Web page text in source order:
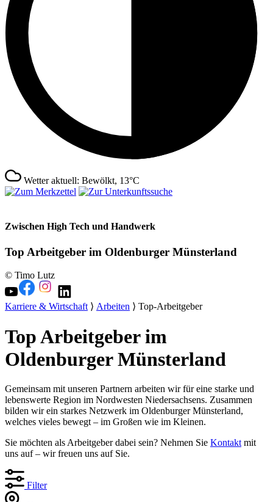
Wetter aktuell: Bewölkt, 13°C
Zwischen High Tech und Handwerk
Top Arbeitgeber im Oldenburger Münsterland
© Timo Lutz
Karriere & Wirtschaft⟩ Arbeiten ⟩ Top-Arbeitgeber
Top Arbeitgeber im
Oldenburger Münsterland
Gemeinsam mit unseren Partnern arbeiten wir für eine starke und
lebenswerte Region im Nordwesten Niedersachsens. Zusammen
bilden wir ein starkes Netzwerk im Oldenburger Münsterland,
welches vieles bewegt – im Großen wie im Kleinen.
Sie möchten als Arbeitgeber dabei sein? Nehmen Sie Kontakt mit
uns auf – wir freuen uns auf Sie.
Filter